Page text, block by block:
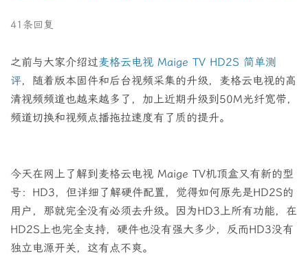
41条回复
之前与大家介绍过麦格云电视 Maige TV HD2S 简单测
评，随着版本固件和后台视频采集的升级，麦格云电视的高
清视频频道也越来越多了，加上近期升级到50M光纤宽带，
频道切换和视频点播拖拉速度有了质的提升。
今天在网上了解到麦格云电视 Maige TV机顶盒又有新的型
号：HD3，但详细了解硬件配置，觉得如何原先是HD2S的
用户，那就完全没有必须去升级。因为HD3上所有功能，在
HD2S上也完全支持，硬件也没有强大多少，反而HD3没有
独立电源开关，这有点不爽。